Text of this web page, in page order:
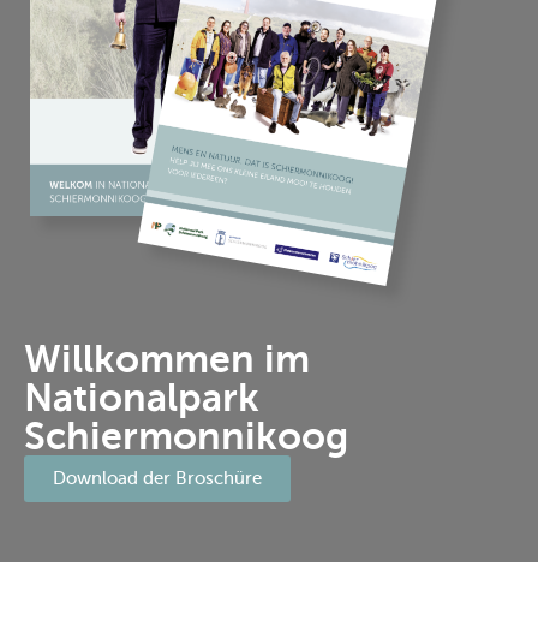
Willkommen im
Nationalpark
Schiermonnikoog
Download der Broschüre